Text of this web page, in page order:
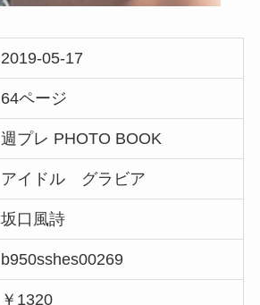
2019-05-17
64ページ
週プレ PHOTO BOOK
アイドル グラビア
坂口風詩
b950sshes00269
￥1320